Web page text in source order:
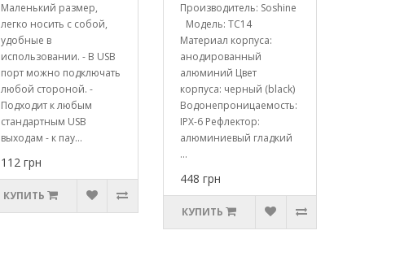
Маленький размер,
легко носить с собой,
удобные в
использовании. - В USB
порт можно подключать
любой стороной. -
Подходит к любым
стандартным USB
выходам - к пау...
112 грн
КУПИТЬ
Производитель: Soshine
Модель: TC14
Материал корпуса:
анодированный
алюминий Цвет
корпуса: черный (black)
Водонепроницаемость:
IPX-6 Рефлектор:
алюминиевый гладкий
...
448 грн
КУПИТЬ